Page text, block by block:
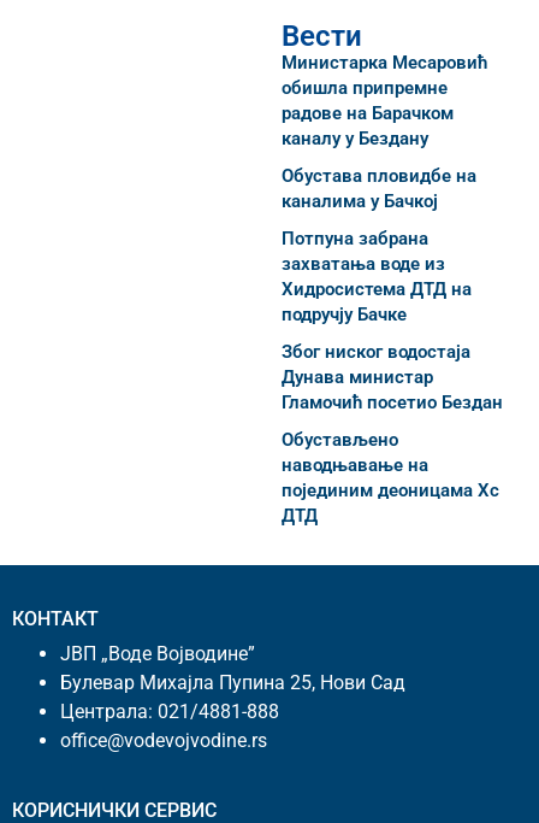
Вести
Министарка Месаровић
обишла припремне
радове на Барачком
каналу у Бездану
Обустава пловидбе на
каналима у Бачкој
Потпуна забрана
захватања воде из
Хидросистема ДТД на
подручју Бачке
Због ниског водостаја
Дунава министар
Гламочић посетио Бездан
Обустављено
наводњавање на
појединим деоницама Хс
ДТД
КОНТАКТ
ЈВП „Воде Војводине”
Булевар Михајла Пупина 25, Нови Сад
Централа: 021/4881-888
office@vodevojvodine.rs
КОРИСНИЧКИ СЕРВИС